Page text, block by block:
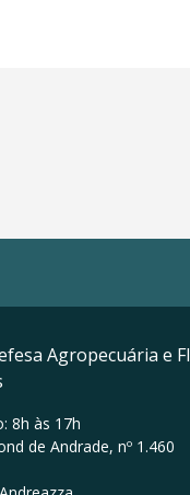
Agropecuária e
8h às 17h
de Andrade, nº 1.460